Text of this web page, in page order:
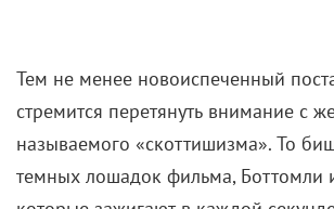
Тем не менее новоиспеченный
стремится перетянуть внимание с
называемого «скоттишизма». То
темных лошадок фильма, Боттомли